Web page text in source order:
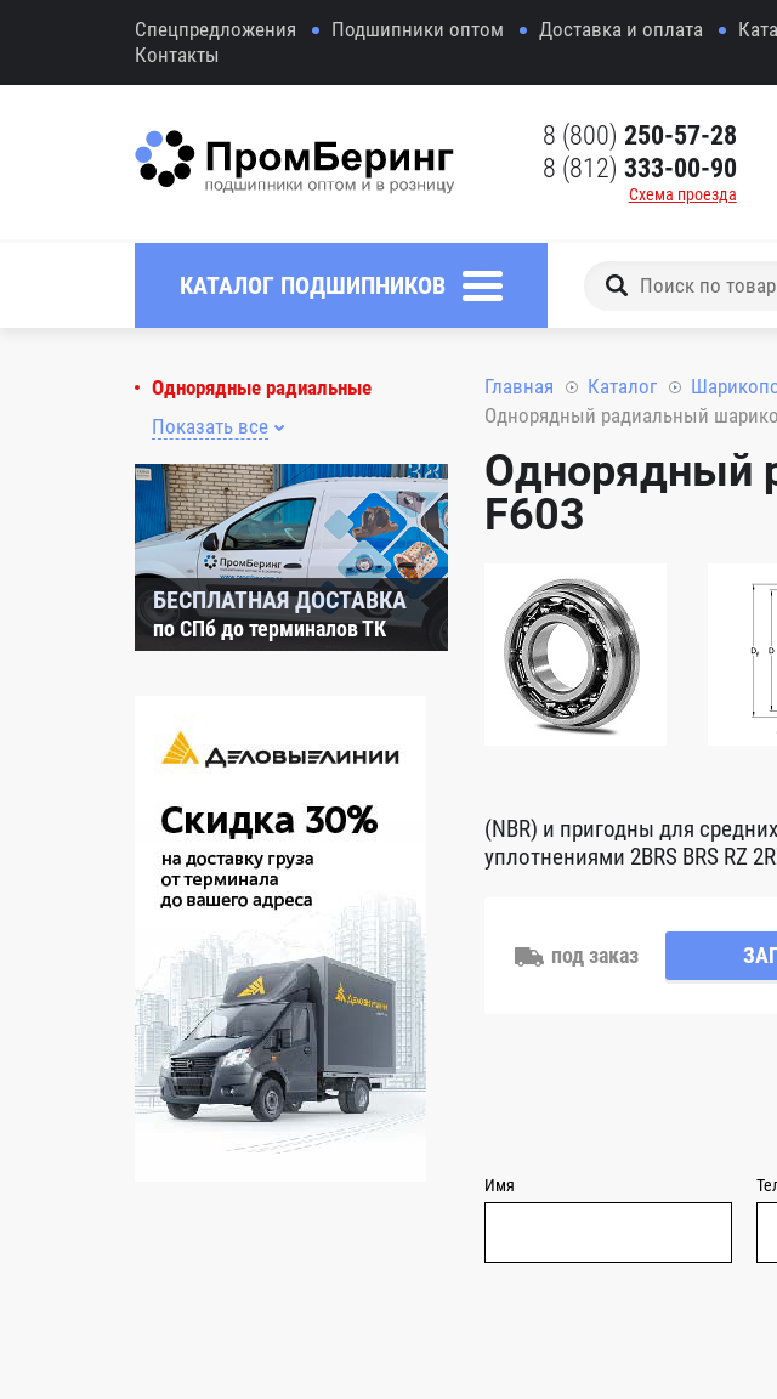
Спецпредложения Подшипники оптом Доставка и оплата
Контакты
8 (800) 250-57-28
8 (812) 333-00-90
Схема проезда
КАТАЛОГ ПОДШИПНИКОВ
Однорядные радиальные
Показать все
БЕСПЛАТНАЯ ДОСТАВКА
по СПб до терминалов ТК
Главная Каталог
Однорядный радиальный
Однорядный
F603
(NBR) и пригодны для
уплотнениями 2BRS BRS RZ
под заказ
Имя